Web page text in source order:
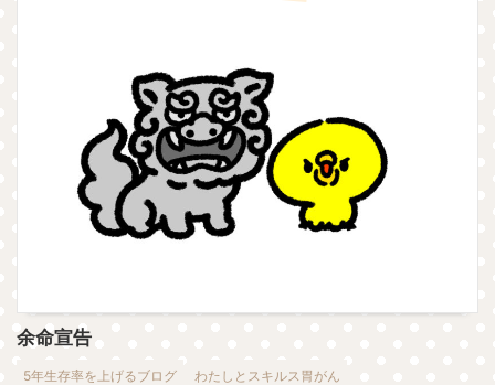
余命宣告
5年生存率を上げるブログ わたしとスキルス胃がん